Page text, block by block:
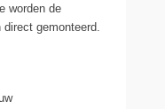
worden de
gemonteerd.